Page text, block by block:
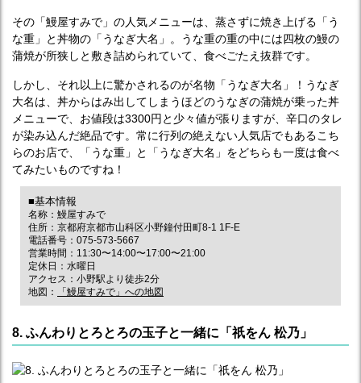
その「鰻屋すみで」の人気メニューは、蒸さずに焼き上げる「う
な重」と丼物の「うなぎ大名」。うな重の重の中には四枚の鰻の
蒲焼が所狭しと敷き詰められていて、食べごたえ抜群です。
しかし、それ以上に驚かされるのが名物「うなぎ大名」！うなぎ
大名は、丼からはみ出してしまうほどのうなぎの蒲焼が乗った丼
メニューで、お値段は3300円と少々値が張りますが、辛口のタレ
が染み込んだ絶品です。常に行列の絶えない人気店でもあるこち
らのお店で、「うな重」と「うなぎ大名」をどちらも一度は食べ
てみたいものですね！
■基本情報
名称：鰻屋すみで
住所：京都府京都市山科区小野鐘付田町8-1 1F-E
電話番号：075-573-5667
営業時間：11:30〜14:00〜17:00〜21:00
定休日：水曜日
アクセス：小野駅より徒歩2分
地図：
「鰻屋すみで」への地図
8. ふんわりとろとろの玉子と一緒に「祇をん 松乃」